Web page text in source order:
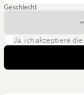
Geschlecht
Ja, ich akzeptiere die